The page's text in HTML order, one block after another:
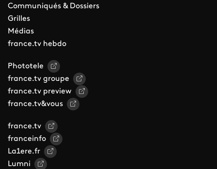
Communiqués & Dossiers
Grilles
Médias
france.tv hebdo
Phototele
france.tv groupe
france.tv preview
france.tv&vous
france.tv
franceinfo
La1ere.fr
Lumni